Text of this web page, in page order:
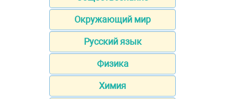
Окружающий мир
Русский язык
Физика
Химия